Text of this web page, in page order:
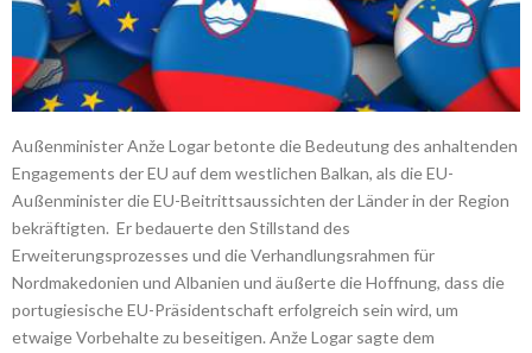
Außenminister Anže Logar betonte die Bedeutung des anhaltenden
Engagements der EU auf dem westlichen Balkan, als die EU-
Außenminister die EU-Beitrittsaussichten der Länder in der Region
bekräftigten. Er bedauerte den Stillstand des
Erweiterungsprozesses und die Verhandlungsrahmen für
Nordmakedonien und Albanien und äußerte die Hoffnung, dass die
portugiesische EU-Präsidentschaft erfolgreich sein wird, um
etwaige Vorbehalte zu beseitigen. Anže Logar sagte dem